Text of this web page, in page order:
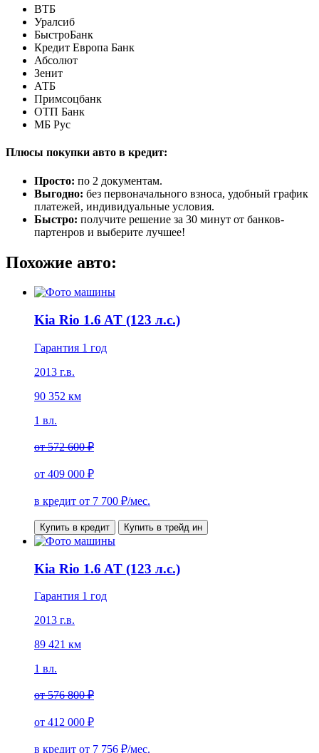
ВТБ
Уралсиб
БыстроБанк
Кредит Европа Банк
Абсолют
Зенит
АТБ
Примсоцбанк
ОТП Банк
МБ Рус
Плюсы покупки авто в кредит:
Просто: по 2 документам.
Выгодно: без первоначального взноса, удобный график
платежей, индивидуальные условия.
Быстро: получите решение за 30 минут от банков-
партенров и выберите лучшее!
Похожие авто:
Kia Rio 1.6 AT (123 л.с.)
Гарантия 1 год
2013 г.в.
90 352 км
1 вл.
от572 600 ₽
от 409 000 ₽
в кредит от 7 700 ₽/мес.
Купить в кредит Купить в трейд ин
Kia Rio 1.6 AT (123 л.с.)
Гарантия 1 год
2013 г.в.
89 421 км
1 вл.
от576 800 ₽
от 412 000 ₽
в кредит от 7 756 ₽/мес.